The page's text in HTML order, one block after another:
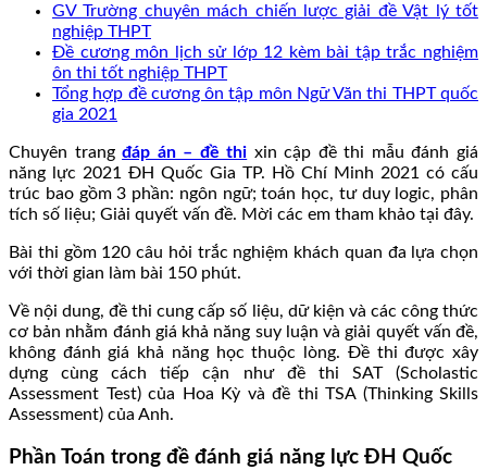
GV Trường chuyên mách chiến lược giải đề Vật lý tốt
nghiệp THPT
Đề cương môn lịch sử lớp 12 kèm bài tập trắc nghiệm
ôn thi tốt nghiệp THPT
Tổng hợp đề cương ôn tập môn Ngữ Văn thi THPT quốc
gia 2021
Chuyên trangđáp án – đề thi xin cập đề thi mẫu đánh giá
năng lực 2021 ĐH Quốc Gia TP. Hồ Chí Minh 2021 có cấu
trúc bao gồm 3 phần: ngôn ngữ; toán học, tư duy logic, phân
tích số liệu; Giải quyết vấn đề. Mời các em tham khảo tại đây.
Bài thi gồm 120 câu hỏi trắc nghiệm khách quan đa lựa chọn
với thời gian làm bài 150 phút.
Về nội dung, đề thi cung cấp số liệu, dữ kiện và các công thức
cơ bản nhằm đánh giá khả năng suy luận và giải quyết vấn đề,
không đánh giá khả năng học thuộc lòng. Đề thi được xây
dựng cùng cách tiếp cận như đề thi SAT (Scholastic
Assessment Test) của Hoa Kỳ và đề thi TSA (Thinking Skills
Assessment) của Anh.
Phần Toán trong đề đánh giá năng lực ĐH Quốc